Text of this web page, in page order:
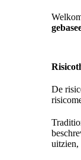
De
uitzien,